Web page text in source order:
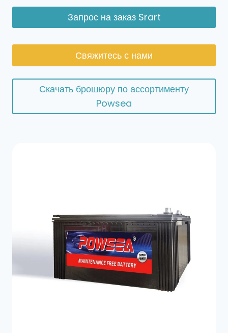
Запрос на заказ Srart
Свяжитесь с нами
Скачать брошюру по ассортименту
Powsea